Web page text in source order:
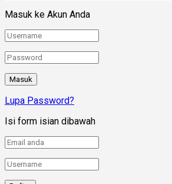
Masuk ke Akun Anda
Lupa Password?
Isi form isian dibawah